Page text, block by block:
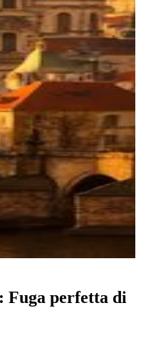
Fuga perfetta di